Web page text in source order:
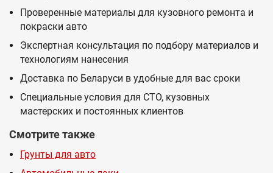
Проверенные материалы для кузовного ремонта и
покраски авто
Экспертная консультация по подбору материалов и
технологиям нанесения
Доставка по Беларуси в удобные для вас сроки
Специальные условия для СТО, кузовных
мастерских и постоянных клиентов
Смотрите также
Грунты для авто